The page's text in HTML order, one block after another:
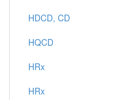
HDCD, CD
HQCD
HRx
HRx